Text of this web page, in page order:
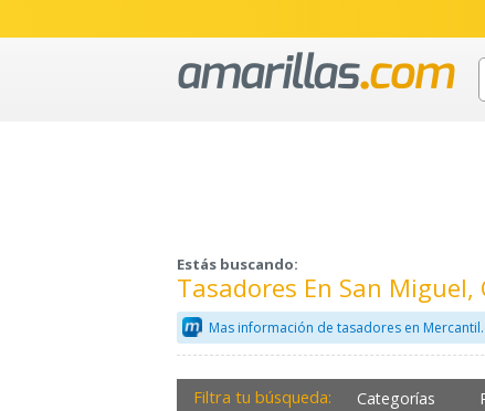
Estás buscando:
Tasadores En San
Mas información de tasadores en
Filtra tu búsqueda: Categorías